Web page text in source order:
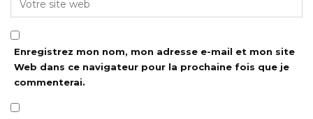
Enregistrez mon nom, mon adresse e-mail et mon site
Web dans ce navigateur pour la prochaine fois que je
commenterai.